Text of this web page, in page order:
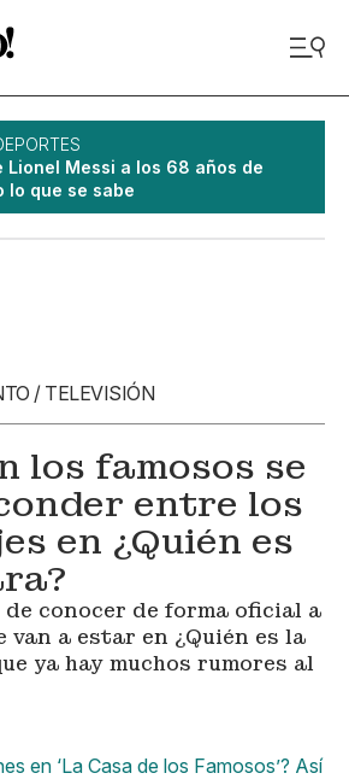
Lionel Messi a los 68 años de
lo que se sabe
/ TELEVISIÓN
los famosos se
entre los
en ¿Quién es
conocer de forma oficial a
van a estar en ¿Quién es la
ya hay muchos rumores al
en ‘La Casa de los Famosos’? Así